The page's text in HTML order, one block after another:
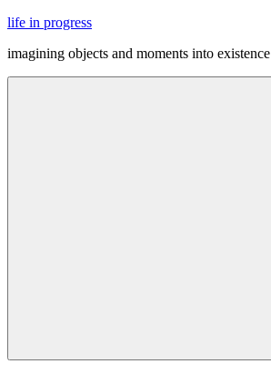
Skip
content
life in progress
imagining objects and moments into existence